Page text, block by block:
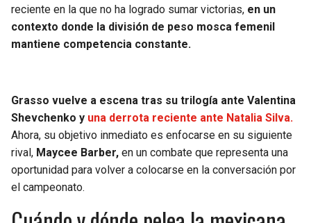
reciente en la que no ha logrado sumar victorias, en un
contexto donde la división de peso mosca femenil
mantiene competencia constante.
Grasso vuelve a escena tras su trilogía ante Valentina
Shevchenko y una derrota reciente ante Natalia Silva.
Ahora, su objetivo inmediato es enfocarse en su siguiente
rival, Maycee Barber, en un combate que representa una
oportunidad para volver a colocarse en la conversación por
el campeonato.